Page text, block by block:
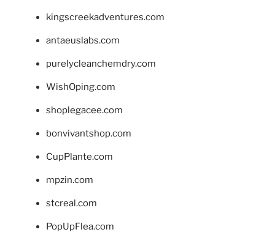
kingscreekadventures.com
antaeuslabs.com
purelycleanchemdry.com
WishOping.com
shoplegacee.com
bonvivantshop.com
CupPlante.com
mpzin.com
stcreal.com
PopUpFlea.com